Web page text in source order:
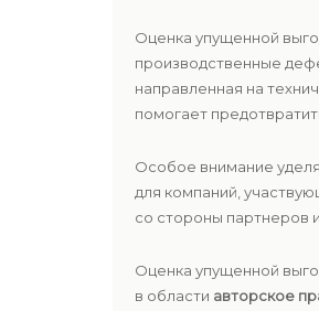
Оценка упущенной
производственные
направленная на
помогает
Особое внимание
для компаний,
со стороны партнеров
Оценка упущенной
в области авторское